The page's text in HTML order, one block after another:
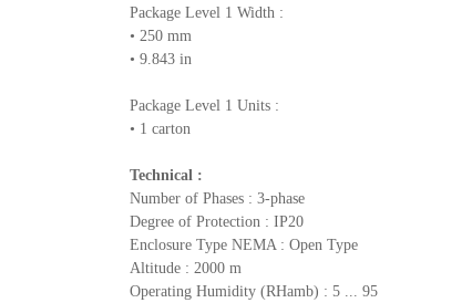
Package Level 1 Width :
• 250 mm
• 9.843 in
Package Level 1 Units :
• 1 carton
Technical :
Number of Phases : 3-phase
Degree of Protection : IP20
Enclosure Type NEMA : Open Type
Altitude : 2000 m
Operating Humidity (RHamb) : 5 ... 95